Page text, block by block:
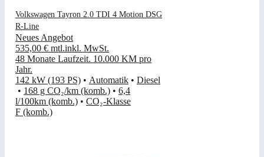
Volkswagen Tayron 2.0 TDI 4 Motion DSG
R-Line
Neues Angebot
535,00 € mtl.inkl. MwSt.
48 Monate Laufzeit. 10.000 KM pro
Jahr.
142 kW (193 PS) • Automatik • Diesel
• 168 g CO₂/km (komb.) • 6,4
l/100km (komb.) • CO₂-Klasse
F (komb.)